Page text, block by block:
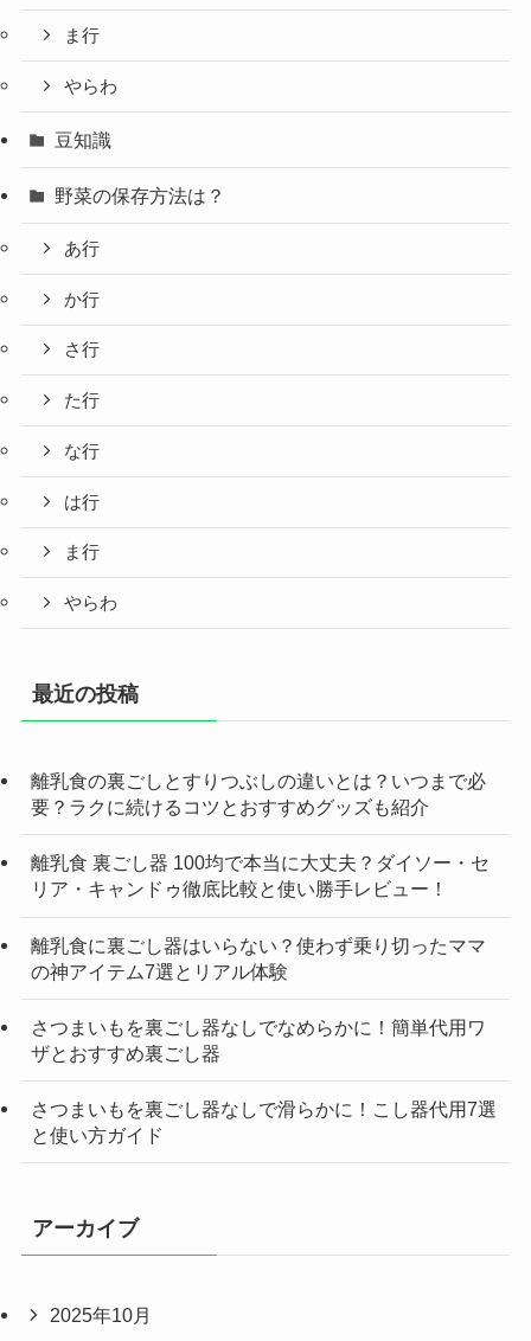
ま行
やらわ
豆知識
野菜の保存方法は？
あ行
か行
さ行
た行
な行
は行
ま行
やらわ
最近の投稿
離乳食の裏ごしとすりつぶしの違いとは？いつまで必
要？ラクに続けるコツとおすすめグッズも紹介
離乳食 裏ごし器 100均で本当に大丈夫？ダイソー・セ
リア・キャンドゥ徹底比較と使い勝手レビュー！
離乳食に裏ごし器はいらない？使わず乗り切ったママ
の神アイテム7選とリアル体験
さつまいもを裏ごし器なしでなめらかに！簡単代用ワ
ザとおすすめ裏ごし器
さつまいもを裏ごし器なしで滑らかに！こし器代用7選
と使い方ガイド
アーカイブ
2025年10月